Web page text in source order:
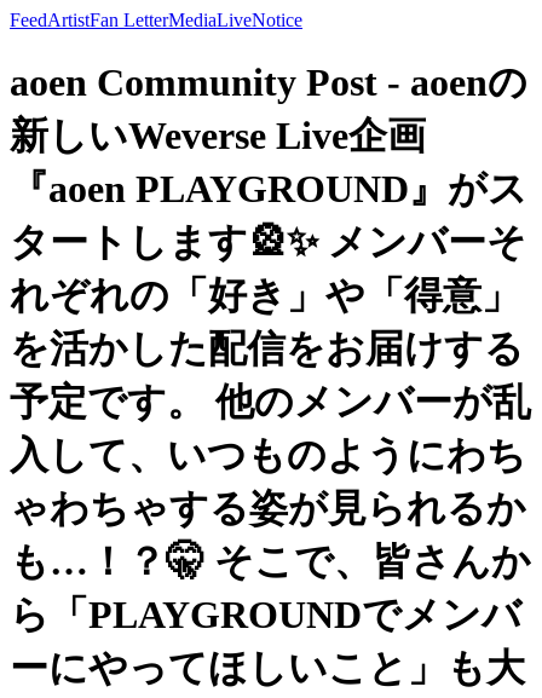
FeedArtistFan LetterMediaLiveNotice
aoen Community Post - aoenの
新しいWeverse Live企画
『aoen PLAYGROUND』がス
タートします🎡✨ メンバーそ
れぞれの「好き」や「得意」
を活かした配信をお届けする
予定です。 他のメンバーが乱
入して、いつものようにわち
ゃわちゃする姿が見られるか
も…！？🤫 そこで、皆さんか
ら「PLAYGROUNDでメンバ
ーにやってほしいこと」も大